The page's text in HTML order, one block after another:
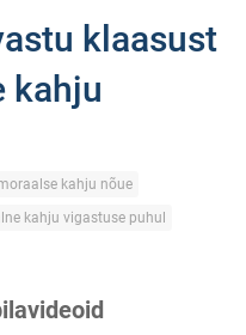
klaasust
kahju
kahju nõue
kahju vigastuse puhul